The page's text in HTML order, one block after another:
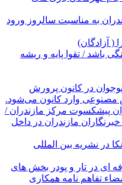
به مناسبت سالروز ورود
( آزادگان)
باشد / تقوا پایه و ریشه
و نوجوان در کانون پرورش
وارد کانون می‌شود.
پیشکسوت مرکز مازندران /
مازندران در داخل
در نشریه بین المللی
ای در تار و پودر بخش های
تفاهم نامه همکاری